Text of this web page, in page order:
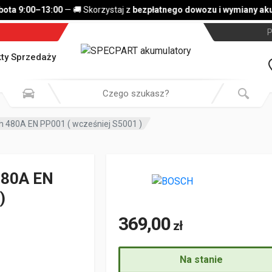
9:00–13:00— 🚚 Skorzystaj zbezpłatnego dowozu i wymiany
Sprzedaży
EN PP001 ( wcześniej S5001 )
EN
369,00 zł
Na stanie